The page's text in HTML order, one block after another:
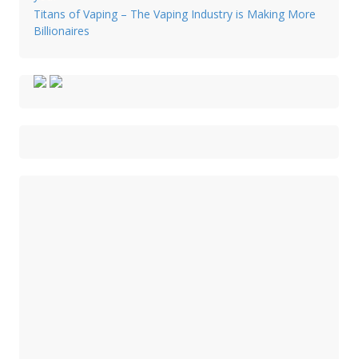
Titans of Vaping – The Vaping Industry is Making More
Billionaires